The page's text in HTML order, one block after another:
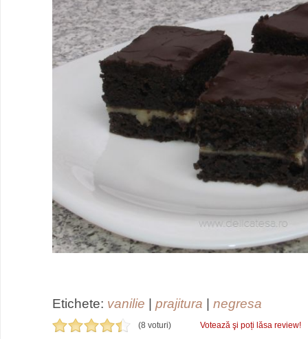
Etichete: vanilie | prajitura | negresa
(8 voturi) Votează şi poți lăsa review!